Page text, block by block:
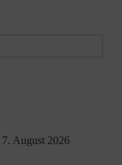
7. August 2026